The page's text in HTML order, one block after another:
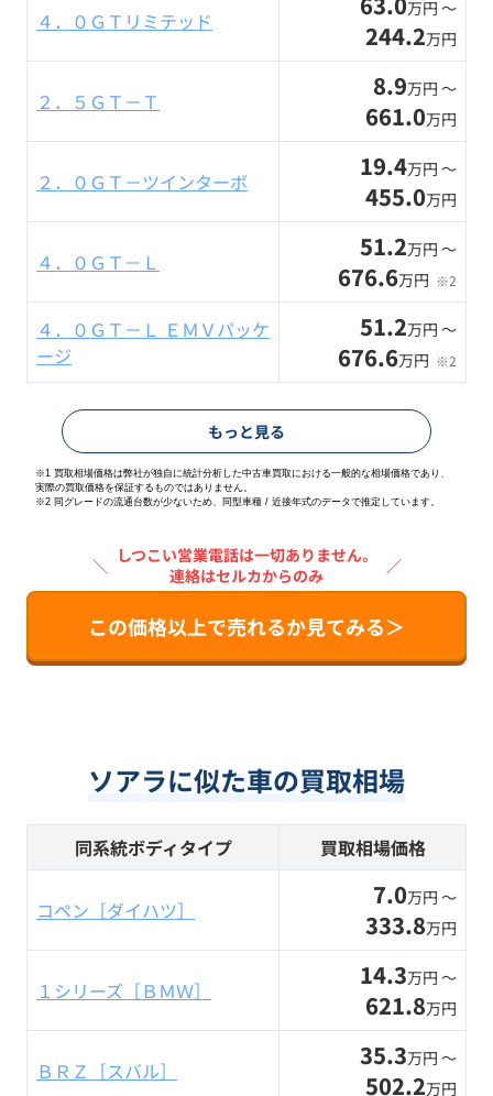
４．０ＧＴリミテッド 万円 〜
244.2万円
２．５ＧＴ－Ｔ 8.9万円 〜
661.0万円
２．０ＧＴ－ツインターボ 19.4万円 〜
455.0万円
４．０ＧＴ－Ｌ 51.2万円 〜
676.6万円 ※2
４．０ＧＴ－Ｌ ＥＭＶパッケ
ージ
51.2万円 〜
676.6万円 ※2
もっと見る
※1 買取相場価格は弊社が独自に統計分析した中古車買取における一般的な相場価格であり、
実際の買取価格を保証するものではありません。
※2 同グレードの流通台数が少ないため、同型車種 / 近接年式のデータで推定しています。
＼ しつこい営業電話は一切ありません。
連絡はセルカからのみ
／
この価格以上で売れるか見てみる＞
ソアラに似た車の買取相場
同系統ボディタイプ 買取相場価格
コペン［ダイハツ］ 7.0万円 〜
333.8万円
１シリーズ［ＢＭＷ］ 14.3万円 〜
621.8万円
ＢＲＺ［スバル］ 35.3万円 〜
502.2万円